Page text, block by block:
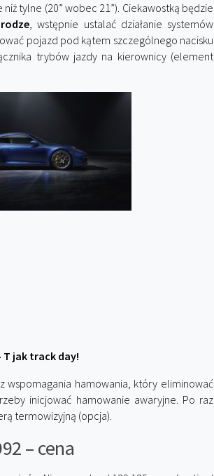
tylne (20” wobec 21”). Ciekawostką będzie
, wstępnie ustalać działanie systemów
pojazd pod kątem szczególnego nacisku
trybów jazdy na kierownicy (element
T jak track day!
wspomagania hamowania, który eliminować
inicjować hamowanie awaryjne. Po raz
termowizyjną (opcja).
– cena